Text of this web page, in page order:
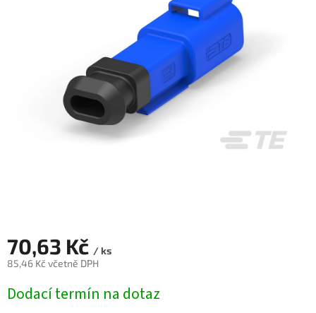
70,63 Kč / ks
85,46 Kč včetně DPH
cena:
Dodací termín na dotaz